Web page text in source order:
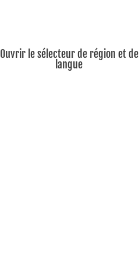
Ouvrir le sélecteur de région et de
langue